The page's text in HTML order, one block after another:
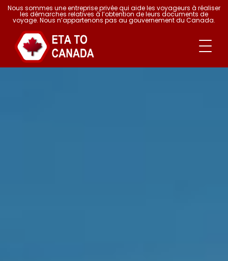
Nous sommes une entreprise privée qui aide les voyageurs à réaliser
les démarches relatives à l’obtention de leurs documents de
voyage. Nous n’appartenons pas au gouvernement du Canada.